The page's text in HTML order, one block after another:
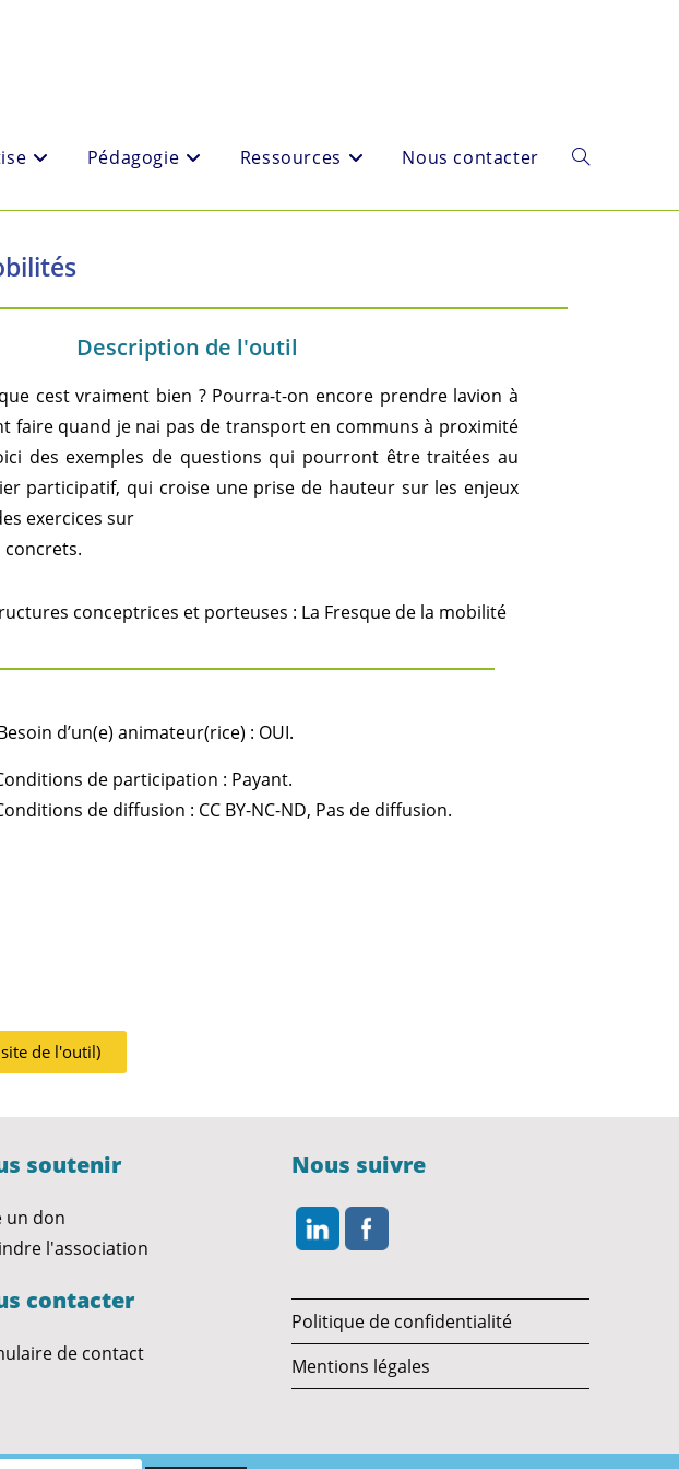
Pédagogie Ressources Nous contacter
Description de l'outil
cest vraiment bien ? Pourra-t-on encore prendre lavion à
faire quand je nai pas de transport en communs à proximité
des exemples de questions qui pourront être traitées au
participatif, qui croise une prise de hauteur sur les enjeux
exercices sur
concrets.
conceptrices et porteuses : La Fresque de la mobilité
d’un(e) animateur(rice) : OUI.
de participation : Payant.
de diffusion : CC BY-NC-ND, Pas de diffusion.
de l'outil)
soutenir
un don
l'association
contacter
de contact
Nous suivre
Politique de confidentialité
Mentions légales